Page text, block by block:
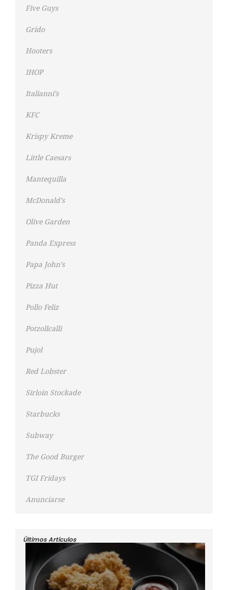
Five Guys
Grido
Hooters
IHOP
Italianni’s
KFC
Krispy Kreme
Little Caesars
Mantequilla
McDonald’s
Olive Garden
Panda Express
Papa John’s
Pizza Hut
Pollo Feliz
Potzollcalli
Pujol
Red Lobster
Sirloin Stockade
Starbucks
Subway
The Good Burger
TGI Fridays
Anunciarse
Últimos Artículos